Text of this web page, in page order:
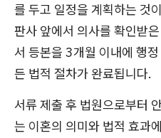
를 두고 일정을 계획하는 것
판사 앞에서 의사를 확인받
서 등본을 3개월 이내에 행
든 법적 절차가 완료됩니다.
서류 제출 후 법원으로부터
는 이혼의 의미와 법적 효과